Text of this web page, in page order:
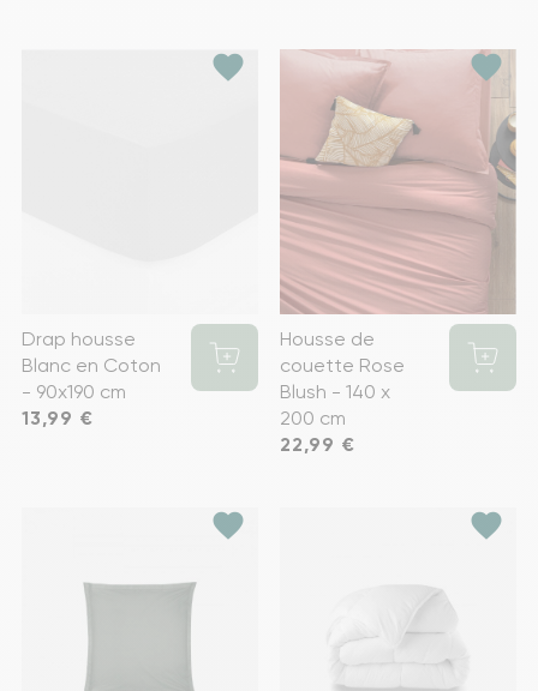
favorite
Drap housse
Blanc en Coton
- 90x190 cm
Prix
13,99 €
favorite
Housse de
couette Rose
Blush - 140 x
200 cm
Prix
22,99 €
favorite favorite